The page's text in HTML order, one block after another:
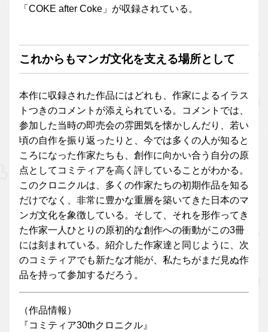
「COKE after Coke」が収録されている。
これからもマンガ文化を支える場所として
本作に収録された作品にはどれも、作家によるイラス
トつきのコメントが添えられている。コメントでは、
参加した当時の即売会の雰囲気を懐かしんだり、若い
頃の自作を振り返ったりと、今では多くの人が知ると
ころになった作家たちも、創作に向かい合う自分の原
点としてコミティアを高く評していることがわかる。
このクロニクルは、多くの作家たちの初期作品を知る
だけでなく、非常に豊かな重層を築いてきた日本のマ
ンガ文化を象徴している。そして、それを形作ってき
た作家一人ひとりの原初的な創作への衝動がこの3冊
には刻まれている。紹介した作家達と同じように、次
のコミティアでも新たな才能が、私たちがまだ見ぬ作
品を持って参加するだろう。
（作品情報）
『コミティア30thクロニクル』